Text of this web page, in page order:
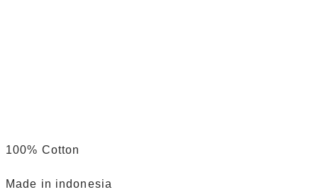
100% Cotton
Made in indonesia